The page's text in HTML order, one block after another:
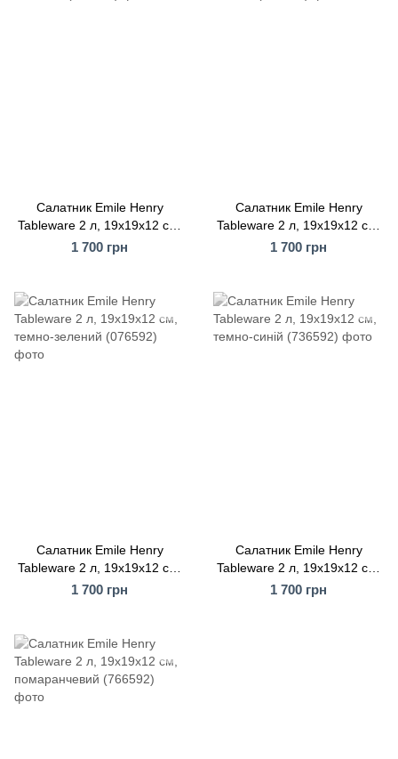
Салатник Emile Henry
Tableware 2 л, 19x19x12 см,
бежевий (026592)
1 700 грн
Салатник Emile Henry
Tableware 2 л, 19x19x12 см,
жовтий (906592)
1 700 грн
Салатник Emile Henry
Tableware 2 л, 19x19x12 см,
темно-зелений (076592)
1 700 грн
Салатник Emile Henry
Tableware 2 л, 19x19x12 см,
темно-синій (736592)
1 700 грн